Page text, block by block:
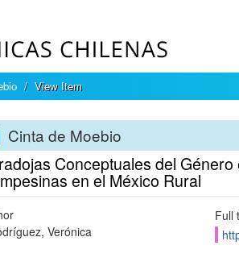
View Item
Cinta de Moebio
Conceptuales del
en el México Rural
Verónica
Full